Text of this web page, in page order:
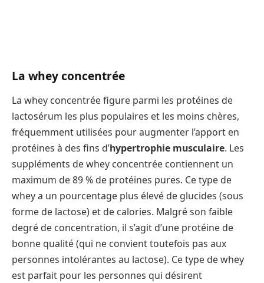
La whey concentrée
La whey concentrée figure parmi les protéines de
lactosérum les plus populaires et les moins chères,
fréquemment utilisées pour augmenter l’apport en
protéines à des fins d’hypertrophie musculaire. Les
suppléments de whey concentrée contiennent un
maximum de 89 % de protéines pures. Ce type de
whey a un pourcentage plus élevé de glucides (sous
forme de lactose) et de calories. Malgré son faible
degré de concentration, il s’agit d’une protéine de
bonne qualité (qui ne convient toutefois pas aux
personnes intolérantes au lactose). Ce type de whey
est parfait pour les personnes qui désirent